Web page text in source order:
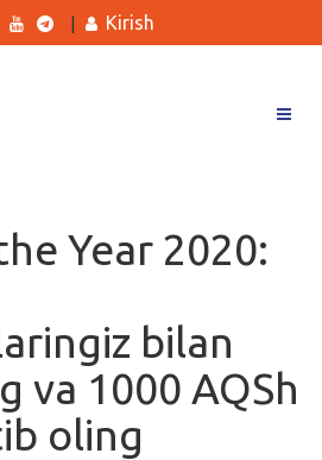
Kirish
Year 2020:
bilan
va 1000 AQSh
oling